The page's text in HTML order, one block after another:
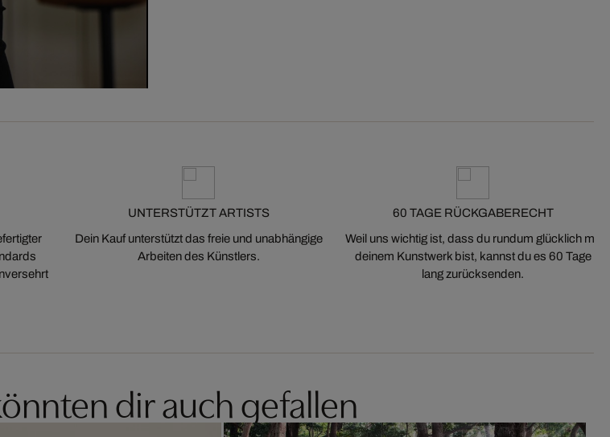
UNTERSTÜTZT ARTISTS
Dein Kauf unterstützt das freie und unabhängige
Arbeiten des Künstlers.
60 TAGE RÜCKGABERECHT
Weil uns wichtig ist, dass du rundum glücklich mit
deinem Kunstwerk bist, kannst du es 60 Tage
lang zurücksenden.
dir auch gefallen